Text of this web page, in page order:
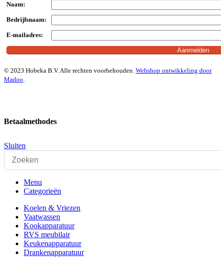
Naam:
Bedrijfsnaam:
E-mailadres:
© 2023 Hobeka B.V. Alle rechten voorbehouden. Webshop ontwikkeling door
Madoo.
Betaalmethodes
Sluiten
Menu
Categorieën
Koelen & Vriezen
Vaatwassen
Kookapparatuur
RVS meubilair
Keukenapparatuur
Drankenapparatuur